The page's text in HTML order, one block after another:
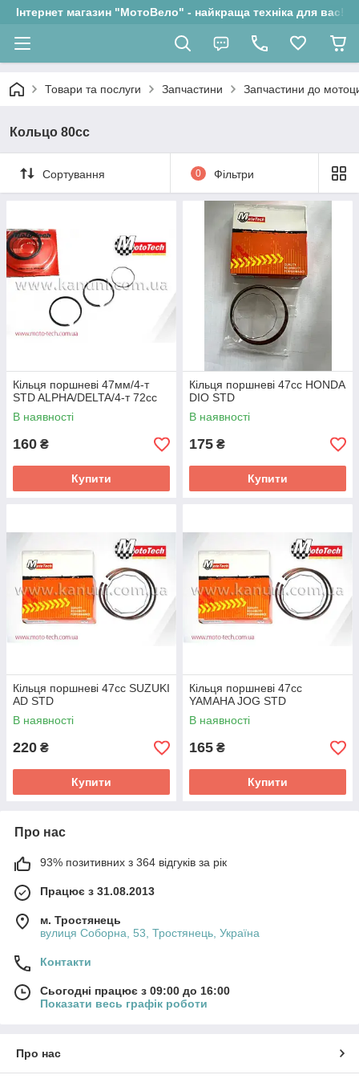
Інтернет магазин "МотоВело" - найкраща техніка для вас!
Товари та послуги Запчастини Запчастини до
Кольцо 80сс
Сортування 0 Фільтри
Кільця поршневі 47мм/4-т
STD ALPHA/DELTA/4-т 72сс
В наявності
160 ₴
Купити
Кільця поршневі 47сс HONDA
DIO STD
В наявності
175 ₴
Купити
Кільця поршневі 47сс SUZUKI
AD STD
В наявності
220 ₴
Купити
Кільця поршневі 47сс
YAMAHA JOG STD
В наявності
165 ₴
Купити
Про нас
93% позитивних з 364 відгуків за рік
Працює з 31.08.2013
м. Тростянець
вулиця Соборна, 53, Тростянець, Україна
Контакти
Сьогодні працює з 09:00 до 16:00
Показати весь графік роботи
Про нас